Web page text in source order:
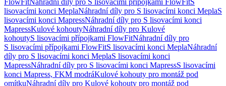
FlowFitNáhradní díly pro S lisovacími přípojkami FlowFitS
lisovacími konci MeplaNáhradní díly pro S lisovacími konci MeplaS
lisovacími konci MapressNáhradní díly pro S lisovacími konci
MapressKulové kohoutyNáhradní díly pro Kulové
kohoutyS lisovacími přípojkami FlowFitNáhradní díly pro
S lisovacími přípojkami FlowFitS lisovacími konci MeplaNáhradní
díly pro S lisovacími konci MeplaS lisovacími konci
MapressNáhradní díly pro S lisovacími konci MapressS lisovacími
konci Mapress, FKM modráKulové kohouty pro montáž pod
omítkuNáhradní díly pro Kulové kohouty pro montáž pod